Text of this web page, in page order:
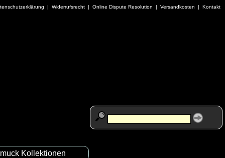
| Widerrufsrecht | Online Dispute Resolution | Versandkosten | Kontakt
Kollektionen